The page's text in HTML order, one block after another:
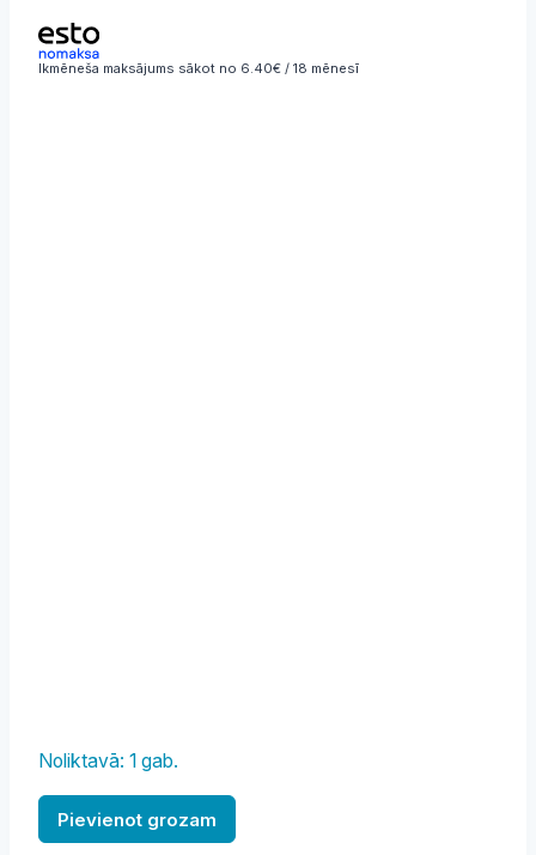
Ikmēneša maksājums sākot no 6.40€ / 18 mēnesī
Noliktavā: 1 gab.
Rullis
mīklai,
Pievienot grozam